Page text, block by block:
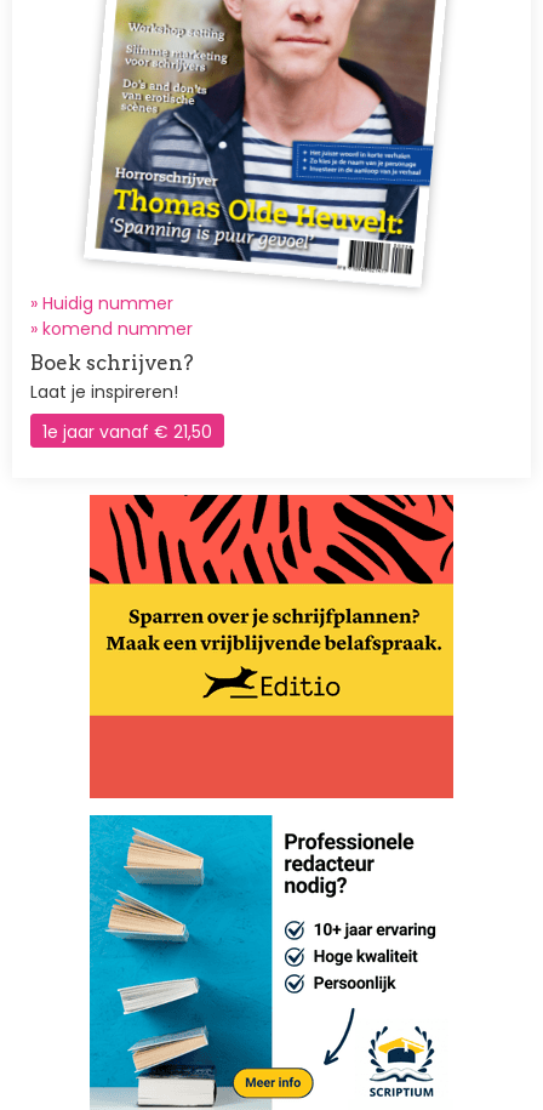
» Huidig nummer
» komend nummer
Boek schrijven?
Laat je inspireren!
1e jaar vanaf € 21,50